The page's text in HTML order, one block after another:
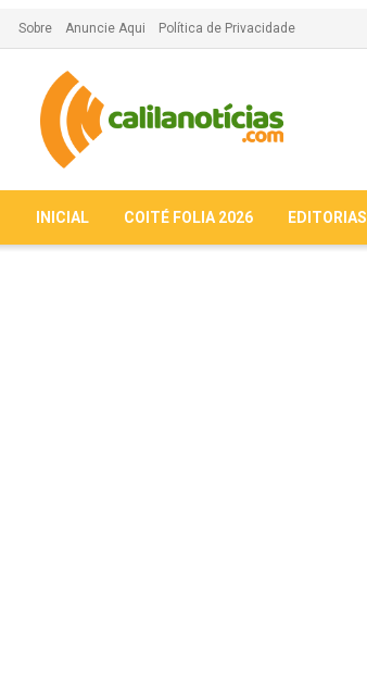
Sobre Anuncie Aqui Política de Privacidade
INICIAL COITÉ FOLIA 2026 EDITORIAS